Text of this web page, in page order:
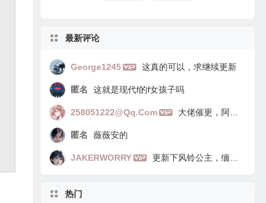
最新评论
George1245 这真的可以，求继续更新
匿名 这就是现代f的f女孩子吗
258051222@qq.com 大佬催更，阿里嘎多
匿名 薇薇安的
JAKERWORRY 更新下风铃公主，缅因猫
热门